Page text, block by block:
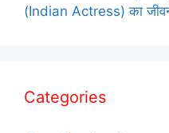
(Indian Actress) का
Categories